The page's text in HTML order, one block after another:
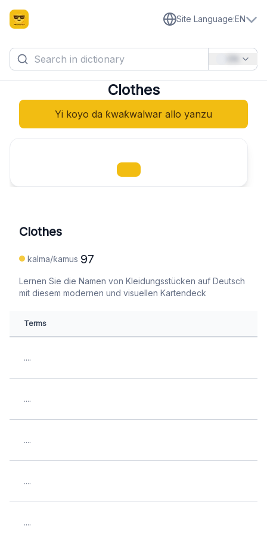
Site Language:EN
Clothes
Yi koyo da ƙwaƙwalwar allo yanzu
Clothes
kalma/ƙamus 97
Lernen Sie die Namen von Kleidungsstücken auf Deutsch
mit diesem modernen und visuellen Kartendeck
Terms
....
....
....
....
....